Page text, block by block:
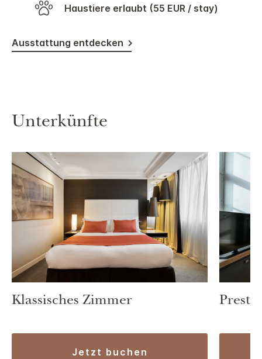
Haustiere erlaubt (55 EUR / stay)
Ausstattung entdecken
Unterkünfte
Klassisches Zimmer
jetzt buchen